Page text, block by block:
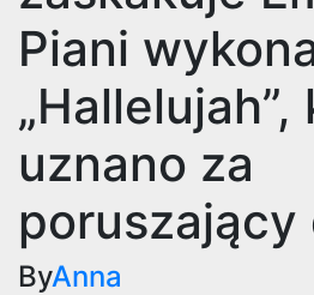
Piani
„Hallelujah”,
uznano za
ByAnna